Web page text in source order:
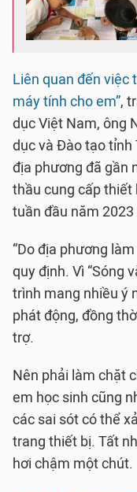
Liên quan đến việc
máy tính cho em”,
dục Việt Nam, ông
dục và Đào tạo tỉnh
địa phương đã gần
thầu cung cấp thiết
tuần đầu năm
“Do địa phương
quy định. Vì “Sóng
trình mang nhiều ý
phát động, đồng
trợ.
Nên phải làm chặt
em học sinh cũng
các sai sót có thể
trang thiết bị. Tất
hơi chậm một chút.